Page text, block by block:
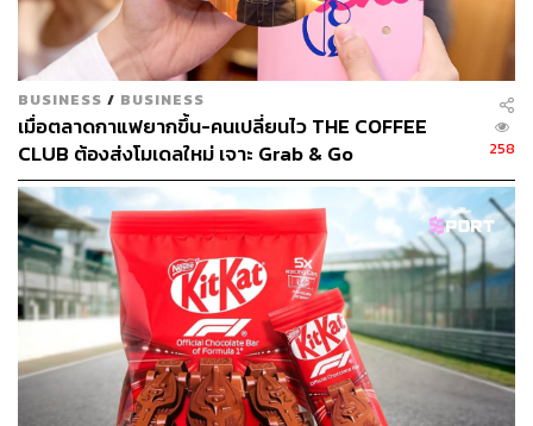
2. DARQ
คาเฟ่ช็อกโกแลตสุดคราฟต์สัญชาติไทย ที่จะพาทุกคนไปสนุก
กับการตามหาแหล่งที่มาของช็อกโกแลตที่คุณชิม ร้านจะนำ
โกโก้มาจากหลายท้องถิ่นที่มีคุณภาพตั้งแต่เหนือจรดใต้ ไม่
ว่าจะเป็นเชียงราย, ตาก, พิษณุโลก, เพชรบูรณ์, ลพบุรี,
กำแพงเพชร, ระยอง หรือจันทบุรีก่อนนำมาเปลี่ยนเป็นเมนู
เครื่องดื่มและขนมที่เต็มไปด้วยรสชาติของโกโก้ไทย
BUSINESS / BUSINESS
เมื่อตลาดกาแฟยากขึ้น-คนเปลี่ยนไว THE COFFEE
CLUB ต้องส่งโมเดลใหม่ เจาะ Grab & Go
258